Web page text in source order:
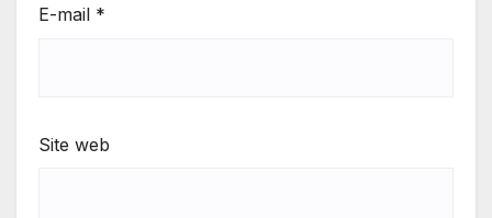
E-mail *
Site web